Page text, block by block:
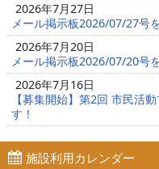
2026年7月27日
メール掲示板2026/07/27号
2026年7月20日
メール掲示板2026/07/20号
2026年7月16日
【募集開始】第2回 市民活
す！
施設利用カレンダー